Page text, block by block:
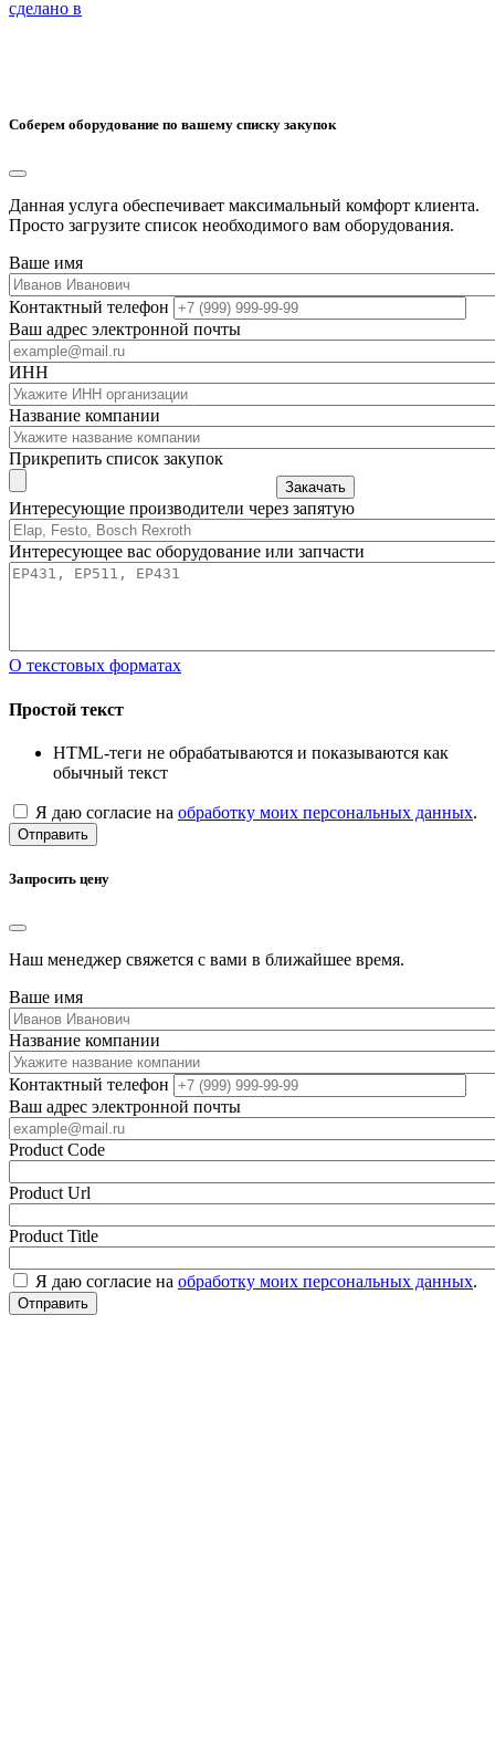
сделано в
Соберем оборудование по вашему списку закупок
Данная услуга обеспечивает максимальный комфорт клиента.
Просто загрузите список необходимого вам оборудования.
Ваше имя
Контактный телефон
Ваш адрес электронной почты
ИНН
Название компании
Прикрепить список закупок
Закачать
Интересующие производители через запятую
Интересующее вас оборудование или запчасти
О текстовых форматах
Простой текст
HTML-теги не обрабатываются и показываются как
обычный текст
Я даю согласие на обработку моих персональных данных.
Отправить
Запросить цену
Наш менеджер свяжется с вами в ближайшее время.
Ваше имя
Название компании
Контактный телефон
Ваш адрес электронной почты
Product Code
Product Url
Product Title
Я даю согласие на обработку моих персональных данных.
Отправить